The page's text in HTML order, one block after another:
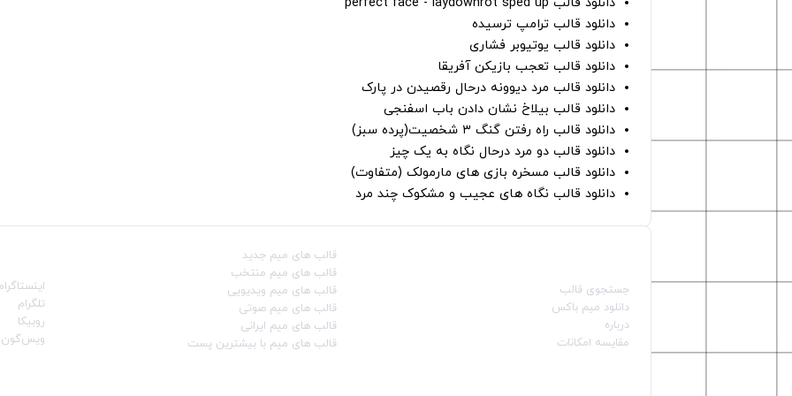
دانلود قالب perfect face - laydownrot sped up
دانلود قالب ترامپ ترسیده
دانلود قالب یوتیوبر فشاری
دانلود قالب تعجب بازیکن آفریقا
دانلود قالب مرد دیوونه درحال رقصیدن در پارک
دانلود قالب بیلاخ نشان دادن باب اسفنجی
دانلود قالب راه رفتن گنگ ۳ شخصیت(پرده سبز)
دانلود قالب دو مرد درحال نگاه به یک چیز
دانلود قالب مسخره بازی های مارمولک (متفاوت)
دانلود قالب نگاه های عجیب و مشکوک چند مرد
جستجوی قالب
دانلود میم باکس
درباره
مقایسه امکانات
قالب‌ های میم جدید
قالب‌ های میم منتخب
قالب‌ های میم ویدیویی
قالب‌ های میم صوتی
قالب‌ های میم ایرانی
قالب‌ های میم با بیشترین پست
تلگرام
روبیکا
ویس‌گون